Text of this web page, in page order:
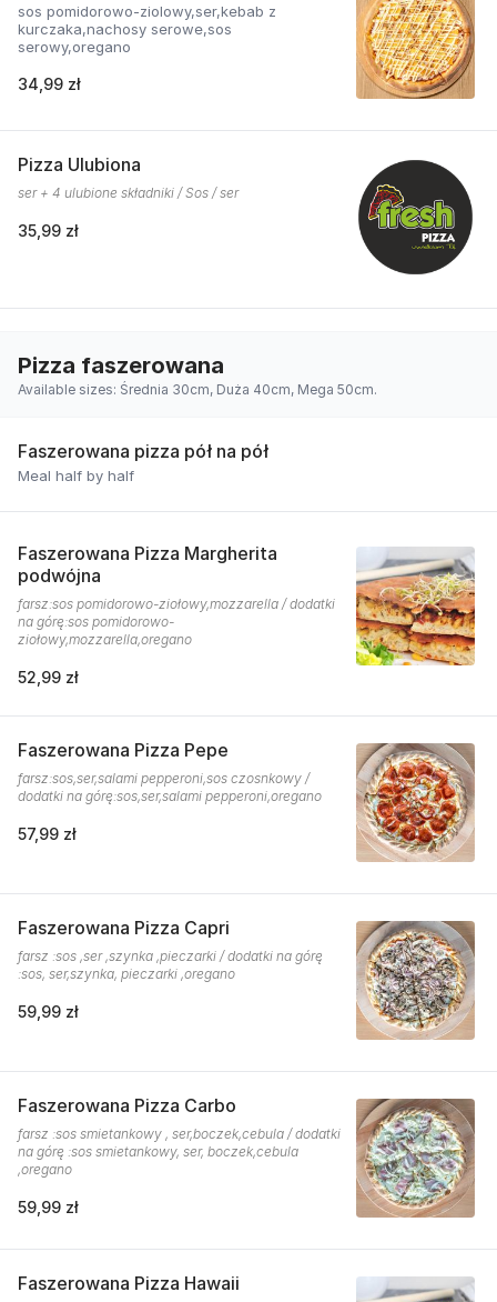
sos pomidorowo-ziolowy,ser,kebab z
kurczaka,nachosy serowe,sos
serowy,oregano
34,99 zł
Pizza Ulubiona
ser + 4 ulubione składniki / Sos / ser
35,99 zł
Pizza faszerowana
Available sizes: Średnia 30cm, Duża 40cm, Mega 50cm.
Faszerowana pizza pół na pół
Meal half by half
Faszerowana Pizza Margherita
podwójna
farsz:sos pomidorowo-ziołowy,mozzarella / dodatki
na górę:sos pomidorowo-
ziołowy,mozzarella,oregano
52,99 zł
Faszerowana Pizza Pepe
farsz:sos,ser,salami pepperoni,sos czosnkowy /
dodatki na górę:sos,ser,salami pepperoni,oregano
57,99 zł
Faszerowana Pizza Capri
farsz :sos ,ser ,szynka ,pieczarki / dodatki na górę
:sos, ser,szynka, pieczarki ,oregano
59,99 zł
Faszerowana Pizza Carbo
farsz :sos smietankowy , ser,boczek,cebula / dodatki
na górę :sos smietankowy, ser, boczek,cebula
,oregano
59,99 zł
Faszerowana Pizza Hawaii